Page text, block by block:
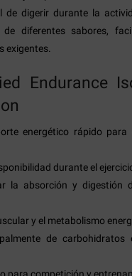
digerir durante la
diferentes sabores,
exigentes.
Endurance
energético rápido para
durante el
la absorción y digestión
y el metabolismo
de carbohidratos
para competición y